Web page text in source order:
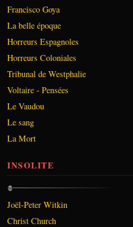
Francisco Goya
La belle époque
Horreurs Espagnoles
Horreurs Coloniales
Tribunal de Westphalie
Voltaire - Pensées
Le Vaudou
Le sang
La Mort
INSOLITE
Joël-Peter Witkin
Christ Church